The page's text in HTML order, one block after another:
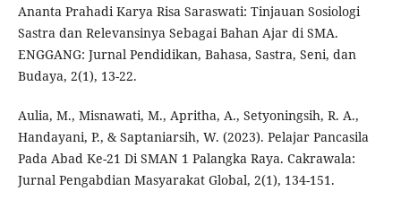
Ananta Prahadi Karya Risa Saraswati: Tinjauan Sosiologi
Sastra dan Relevansinya Sebagai Bahan Ajar di SMA.
ENGGANG: Jurnal Pendidikan, Bahasa, Sastra, Seni, dan
Budaya, 2(1), 13-22.
Aulia, M., Misnawati, M., Apritha, A., Setyoningsih, R. A.,
Handayani, P., & Saptaniarsih, W. (2023). Pelajar Pancasila
Pada Abad Ke-21 Di SMAN 1 Palangka Raya. Cakrawala:
Jurnal Pengabdian Masyarakat Global, 2(1), 134-151.